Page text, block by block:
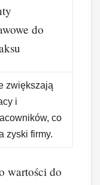
do
zwiększają
i
co
zyski firmy.
wartości do